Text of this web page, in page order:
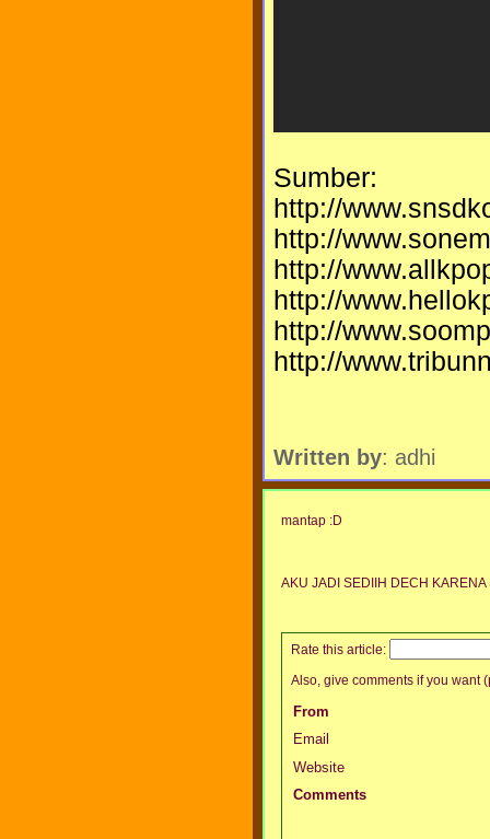
Sumber:
http://
http://
http://
http://
http://
http://
Written by: adhi
mantap :D
AKU JADI SEDIIH DECH KARENA
Rate this article:
Also, give comments if you want
From
Email
Website
Comments